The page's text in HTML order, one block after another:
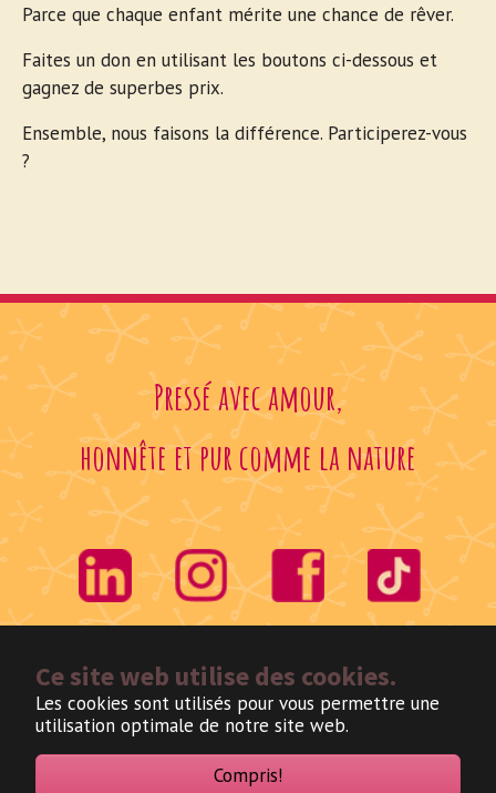
Ce site web utilise des cookies.
Les cookies sont utilisés pour vous permettre une
utilisation optimale de notre site web.
Compris!
Parce que chaque enfant mérite une chance de rêver.
Faites un don en utilisant les boutons ci-dessous et
gagnez de superbes prix.
Ensemble, nous faisons la différence. Participerez-vous
?
Pressé avec amour,
honnête et pur comme la nature
Nederlands
Frans